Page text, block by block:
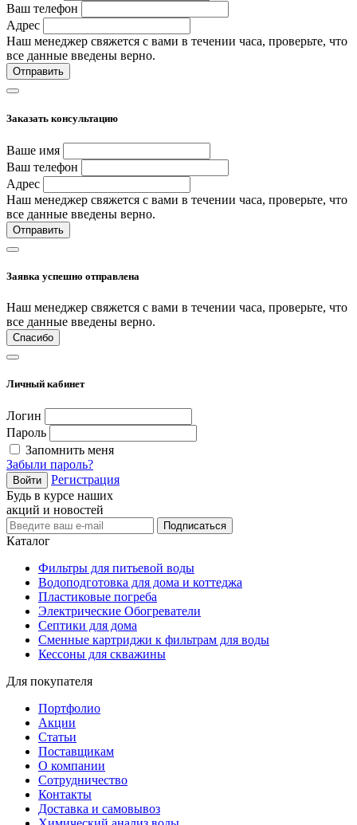
Ваш телефон
Адрес
Наш менеджер свяжется с вами в течении часа, проверьте, что
все данные введены верно.
Отправить
Заказать консультацию
Ваше имя
Ваш телефон
Адрес
Наш менеджер свяжется с вами в течении часа, проверьте, что
все данные введены верно.
Отправить
Заявка успешно отправлена
Наш менеджер свяжется с вами в течении часа, проверьте, что
все данные введены верно.
Спасибо
Личный кабинет
Логин
Пароль
Запомнить меня
Забыли пароль?
Войти
Регистрация
Будь в курсе наших
акций и новостей
Подписаться
Каталог
Фильтры для питьевой воды
Водоподготовка для дома и коттеджа
Пластиковые погреба
Электрические Обогреватели
Септики для дома
Сменные картриджи к фильтрам для воды
Кессоны для скважины
Для покупателя
Портфолио
Акции
Статьи
Поставщикам
О компании
Сотрудничество
Контакты
Доставка и самовывоз